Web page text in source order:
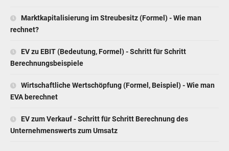
Marktkapitalisierung im Streubesitz (Formel) - Wie man
rechnet?
EV zu EBIT (Bedeutung, Formel) - Schritt für Schritt
Berechnungsbeispiele
Wirtschaftliche Wertschöpfung (Formel, Beispiel) - Wie man
EVA berechnet
EV zum Verkauf - Schritt für Schritt Berechnung des
Unternehmenswerts zum Umsatz